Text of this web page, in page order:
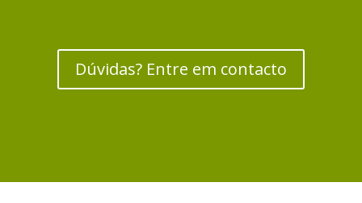
Dúvidas? Entre em contacto